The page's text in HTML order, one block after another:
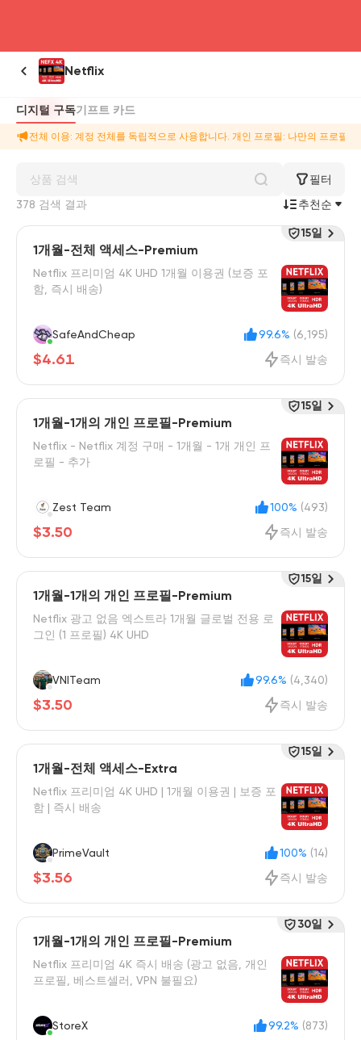
Netflix
디지털 구독기프트 카드
전체 이용: 계정 전체를 독립적으로 사용합니다. 개인 프로필: 나만의 프로필
필터
378 검색 결과
추천순
1개월-전체 액세스-Premium
Netflix 프리미엄 4K UHD 1개월 이용권 (보증 포
함, 즉시 배송)
SafeAndCheap 99.6% (6,195)
$4.61 즉시 발송
15일
1개월-1개의 개인 프로필-Premium
Netflix - Netflix 계정 구매 - 1개월 - 1개 개인 프
로필 - 추가
Zest Team 100% (493)
$3.50 즉시 발송
15일
1개월-1개의 개인 프로필-Premium
Netflix 광고 없음 엑스트라 1개월 글로벌 전용 로
그인 (1 프로필) 4K UHD
VNITeam 99.6% (4,340)
$3.50 즉시 발송
15일
1개월-전체 액세스-Extra
Netflix 프리미엄 4K UHD | 1개월 이용권 | 보증 포
함 | 즉시 배송
PrimeVault 100% (14)
$3.56 즉시 발송
15일
1개월-1개의 개인 프로필-Premium
Netflix 프리미엄 4K 즉시 배송 (광고 없음, 개인
프로필, 베스트셀러, VPN 불필요)
StoreX 99.2% (873)
30일